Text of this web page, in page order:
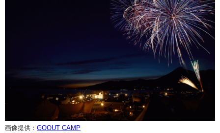
画像提供： GOOUT CAMP